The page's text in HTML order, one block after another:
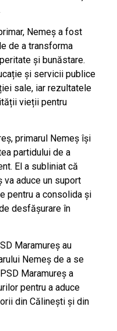
Nemeș a fost
de a transforma
și bunăstare.
și servicii publice
sale, iar rezultatele
vieții pentru
primarul Nemeș își
partidului de a
El a subliniat că
va aduce un suport
pentru a consolida și
desfășurare în
Maramureș au
Nemeș de a se
Maramureș a
pentru a aduce
din Călinești și din